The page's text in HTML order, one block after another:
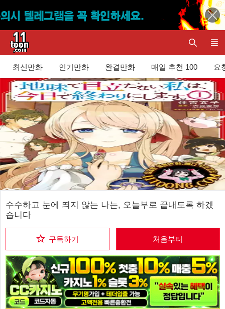
최신만화 인기만화 완결만화 매일 추천 100 요
수수하고 눈에 띄지 않는 나는, 오늘부로 끝내도록 하겠
습니다
구독하기 처음부터